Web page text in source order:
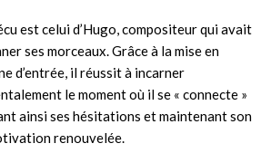
est celui d’Hugo, compositeur qui avait
ses morceaux. Grâce à la mise en
d’entrée, il réussit à incarner
le moment où il se « connecte »
ainsi ses hésitations et maintenant son
renouvelée.